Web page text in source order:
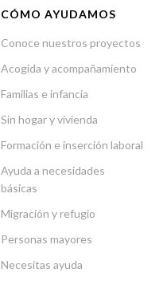
CÓMO AYUDAMOS
Conoce nuestros proyectos
Acogida y acompañamiento
Familias e infancia
Sin hogar y vivienda
Formación e inserción laboral
Ayuda a necesidades
básicas
Migración y refugio
Personas mayores
Necesitas ayuda